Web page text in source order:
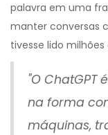
palavra em uma
manter conversas
tivesse lido milhões
"O ChatGPT
na forma
máquinas,